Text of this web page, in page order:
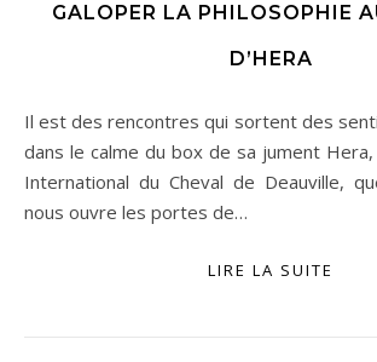
GALOPER LA PHILOSOPHIE
D’HERA
Il est des rencontres qui sortent des sentiers battus. C’est
dans le calme du box de sa jument
International du Cheval de Deauville,
nous ouvre les portes de…
LIRE LA SUITE